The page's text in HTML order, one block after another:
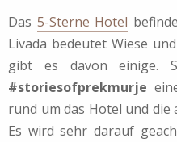
Das 5-Sterne Hotel
Livada bedeutet Wiese
gibt es davon einige.
#storiesofprekmurje
rund um das Hotel und
Es wird sehr darauf